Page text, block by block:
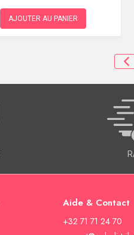
AJOUTER AU PANIER
Aide & Contact
+32 71 71 24 70